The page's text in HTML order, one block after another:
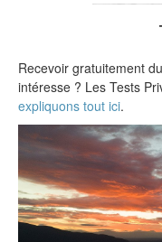
Recevoir gratuitement
intéresse ? Les Tests
expliquons tout ici.